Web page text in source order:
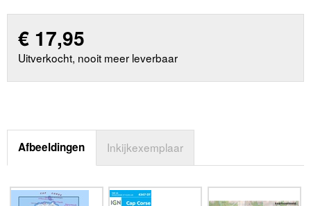
€ 17,95
Uitverkocht, nooit meer leverbaar
Afbeeldingen Inkijkexemplaar